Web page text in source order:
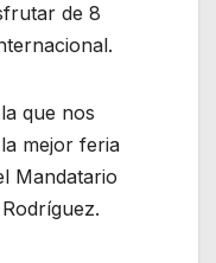
de 8
que nos
mejor feria
Mandatario